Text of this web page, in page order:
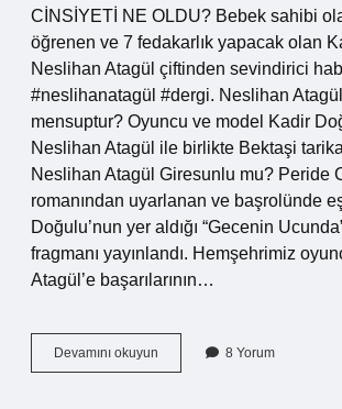
CİNSİYETİ NE OLDU? Bebek sahibi
öğrenen ve 7 fedakarlık yapacak olan
Neslihan Atagül çiftinden sevindirici
#neslihanatagül #dergi. Neslihan
mensuptur? Oyuncu ve model Kadir
Neslihan Atagül ile birlikte Bektaşi
Neslihan Atagül Giresunlu mu? Peride
romanından uyarlanan ve başrolünde
Doğulu’nun yer aldığı “Gecenin
fragmanı yayınlandı. Hemşehrimiz
Atagül’e başarılarının…
Devamını okuyun
Doğulu
8 Yorum